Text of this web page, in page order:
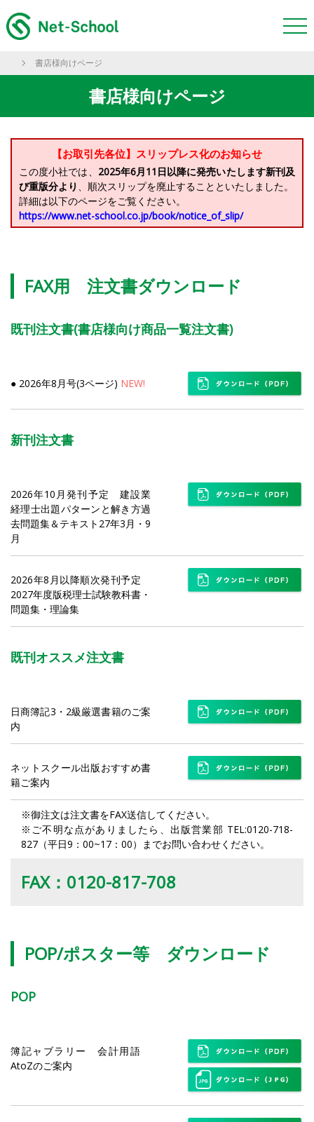
書店様向けページ
書店様向けページ
【お取引先各位】スリップレス化のお知らせ
この度小社では、 2025年6月11日以降に発売いたします新刊及
び重版分より 、順次スリップを廃止することといたしました。
詳細は以下のページをご覧ください。
https://www.net-school.co.jp/book/notice_of_slip/
FAX用 注文書ダウンロード
既刊注文書(書店様向け商品一覧注文書)
● 2026年8月号(3ページ) NEW!
新刊注文書
2026年10月発刊予定 建設業
経理士出題パターンと解き方過
去問題集＆テキスト27年3月・9
月
2026年8月以降順次発刊予定
2027年度版税理士試験教科書・
問題集・理論集
既刊オススメ注文書
日商簿記3・2級厳選書籍のご案
内
ネットスクール出版おすすめ書
籍ご案内
※御注文は注文書をFAX送信してください。
※ ご不明な点がありましたら、出版営業部 TEL:0120-718-
827（平日9：00~17：00）までお問い合わせください。
FAX：0120-817-708
POP/ポスター等 ダウンロード
POP
簿記ャブラリー 会計用語
AtoZのご案内